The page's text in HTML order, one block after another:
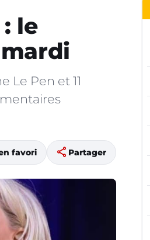
le
Le Pen et 11
favori share Partager